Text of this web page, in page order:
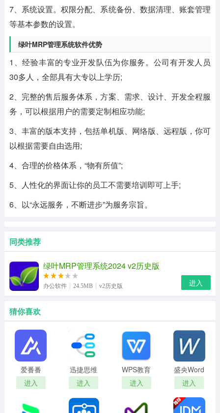
7、系统设置。权限分配、系统备份、数据清理、账套管理
等基本参数的设置。
绿叶MRP管理系统软件优势
1、经验丰富的专业开发队伍为你服务。公司有开发人员
30多人，全部具有大专以上学历;
2、完整的售后服务体系，方案、需求、设计、开发全程服
务，可以根据用户的需要定制相应功能;
3、丰富的版本支持，包括单机版、网络版、远程版，你可
以根据需要自由选用;
4、合理的价格体系，“物有所值”;
5、人性化的界面让你的员工不需要培训即可上手;
6、以“永远服务，不断进步”为服务宗旨。
同类推荐
绿叶MRP管理系统2024 v2历史版
办公软件 24.5MB v2历史版 进入
猜你喜欢
爱番番
进入
迅捷思维
导图
进入
WPS教育
考试免费
版
进入
盛央Word
批量打印
助手
进入